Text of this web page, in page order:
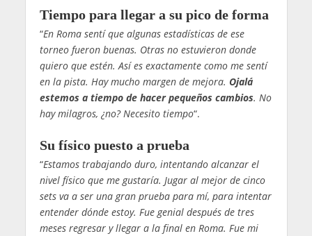
Tiempo para llegar a su pico de forma
“En Roma sentí que algunas estadísticas de ese
torneo fueron buenas. Otras no estuvieron donde
quiero que estén. Así es exactamente como me sentí
en la pista. Hay mucho margen de mejora. Ojalá
estemos a tiempo de hacer pequeños cambios. No
hay milagros, ¿no? Necesito tiempo“.
Su físico puesto a prueba
“Estamos trabajando duro, intentando alcanzar el
nivel físico que me gustaría. Jugar al mejor de cinco
sets va a ser una gran prueba para mí, para intentar
entender dónde estoy. Fue genial después de tres
meses regresar y llegar a la final en Roma. Fue mi